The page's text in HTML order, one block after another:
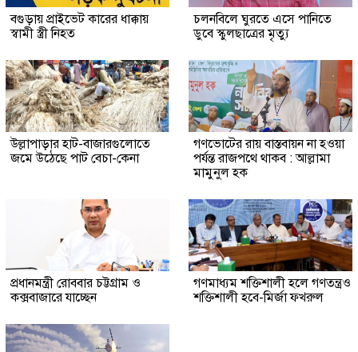
বগুড়ায় প্রাইভেট কারের ধাক্কায়
স্বামী স্ত্রী নিহত
চলনবিলে ঘুরতে এসে পানিতে
ডুবে স্কুলছাত্রের মৃত্যু
উল্লাপাড়ার হাট-বাজারগুলোতে
জমে উঠেছে পাট বেচা-কেনা
গণভোটের রায় বাস্তবায়ন না হওয়া
পর্যন্ত রাজপথে থাকব : আল্লামা
মামুনুল হক
প্রধানমন্ত্রী রোববার চট্টগ্রাম ও
কক্সবাজারে যাচ্ছেন
গণমাধ্যম শক্তিশালী হলে গণতন্ত্রও
শক্তিশালী হবে-মির্জা ফখরুল